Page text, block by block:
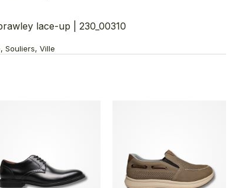
lace-up | 230_00310
Souliers, Ville